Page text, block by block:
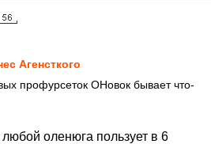
Агенсткого
профурсеток ОНовок бывает что-
оленюга пользует в 6